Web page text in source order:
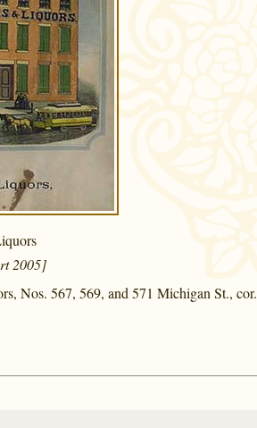
2005]
Nos. 567, 569, and 571 Michigan St., cor.